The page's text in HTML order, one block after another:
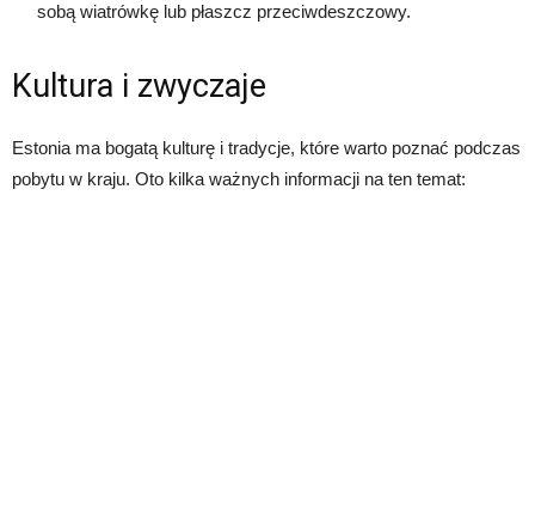
sobą wiatrówkę lub płaszcz przeciwdeszczowy.
Kultura i zwyczaje
Estonia ma bogatą kulturę i tradycje, które warto poznać podczas
pobytu w kraju. Oto kilka ważnych informacji na ten temat: